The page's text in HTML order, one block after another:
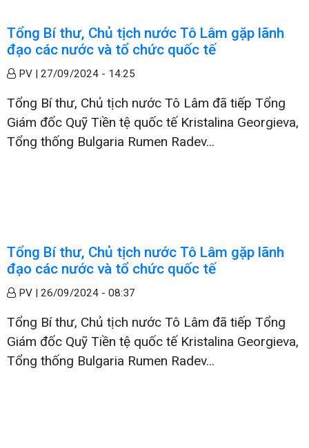
Tổng Bí thư, Chủ tịch nước Tô Lâm gặp lãnh
đạo các nước và tổ chức quốc tế
PV | 27/09/2024 - 14:25
Tổng Bí thư, Chủ tịch nước Tô Lâm đã tiếp Tổng
Giám đốc Quỹ Tiền tệ quốc tế Kristalina Georgieva,
Tổng thống Bulgaria Rumen Radev...
Tổng Bí thư, Chủ tịch nước Tô Lâm gặp lãnh
đạo các nước và tổ chức quốc tế
PV | 26/09/2024 - 08:37
Tổng Bí thư, Chủ tịch nước Tô Lâm đã tiếp Tổng
Giám đốc Quỹ Tiền tệ quốc tế Kristalina Georgieva,
Tổng thống Bulgaria Rumen Radev...